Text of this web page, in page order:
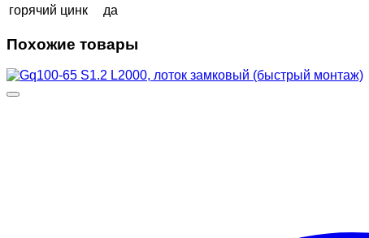
горячий цинк
да
Похожие товары